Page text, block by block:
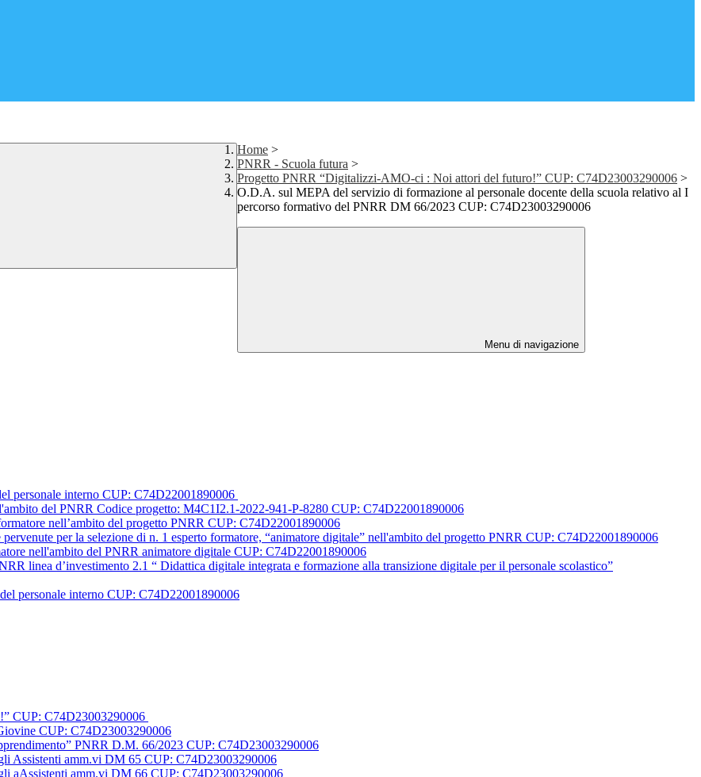
Home >
PNRR - Scuola futura >
Progetto PNRR “Digitalizzi-AMO-ci : Noi attori del futuro!” CUP: C74D23003290006 >
O.D.A. sul MEPA del servizio di formazione al personale docente della scuola relativo al I
percorso formativo del PNRR DM 66/2023 CUP: C74D23003290006
Menu di navigazione
personale interno CUP: C74D22001890006
del PNRR Codice progetto: M4C1I2.1-2022-941-P-8280 CUP: C74D22001890006
nell’ambito del progetto PNRR CUP: C74D22001890006
per la selezione di n. 1 esperto formatore, “animatore digitale” nell'ambito del progetto PNRR CUP: C74D22001890006
nell'ambito del PNRR animatore digitale CUP: C74D22001890006
linea d’investimento 2.1 “ Didattica digitale integrata e formazione alla transizione digitale per il personale scolastico”
personale interno CUP: C74D22001890006
CUP: C74D23003290006
CUP: C74D23003290006
PNRR D.M. 66/2023 CUP: C74D23003290006
Assistenti amm.vi DM 65 CUP: C74D23003290006
aAssistenti amm.vi DM 66 CUP: C74D23003290006